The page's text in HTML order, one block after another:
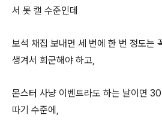
서 못 캘 수준인데
보석 채집 보내면 세 번에 한 번 정도는
생겨서 회군해야 하고,
몬스터 사냥 이벤트라도 하는 날이면
따기 수준에,